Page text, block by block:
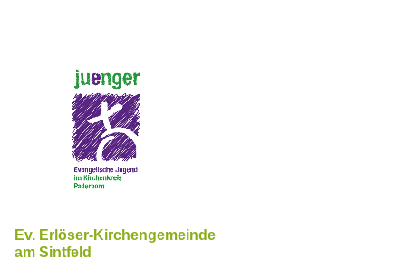
Ev. Erlöser-Kirchengemeinde
am Sintfeld